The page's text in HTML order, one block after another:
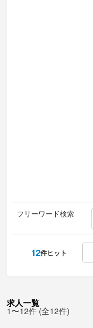
フリーワード検索
12件ヒット
求人一覧
1〜12件 (全12件)